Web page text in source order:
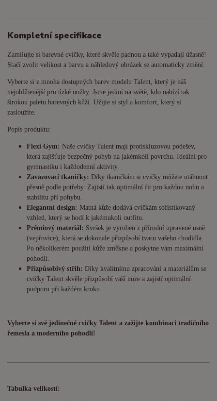
Kompletní specifikace
Zamilujte si barevné cvičky, které skvěle padnou a také vypadají úžasně!
Stačí zvolit velikost a barvu a náhledový obrázek se automaticky změní.
Vyberte si z mnoha dostupných barev modelu Talent, který je náš
nejoblíbenější pro úzké nožky. Jsme jediní na světě, kdo nabízí tak
širokou paletu barevných kůží. Užijte si styl a komfort, který si
zasloužíte.
Popis produktu:
Flexi Gym: Naše cvičky Talent mají protiskluzovou podešev,
která zajišťuje bezpečný pohyb na jakémkoli povrchu. Ideální pro
gymnastiku i každodenní aktivity.
Zavazovací tkaničky: Díky tkaničkám si cvičky můžete utáhnout
přesně podle potřeby. Zajistí tak optimální fit pro každou nohu a
stabilitu při pohybu.
Elegantní design: Matná kůže dodává cvičkám sofistikovaný
vzhled, který se hodí k jakémukoli outfitu.
Prémiový materiál: Svršek je vyroben z přírodní upravené usně
(vepřovice), která se dokonale přizpůsobí tvaru vašeho chodidla.
Po několikerém použití kůže změkne a poskytne vám maximální
pohodlí.
Přizpůsobivý střih: Díky kvalitnímu zpracování a materiálům se
cvičky Talent skvěle přizpůsobí vaší noze a zajistí optimální
podporu při každém kroku.
Vyberte si své jedinečné cvičky Talent a zažijte kombinaci tradičního
řemesla a moderního pohodlí!
Tabulka velikostí: